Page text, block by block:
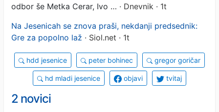
odbor še Metka Cerar, Ivo … · Dnevnik · 1t
Na Jesenicah se znova praši, nekdanji predsednik:
Gre za popolno laž · Siol.net · 1t
hdd jesenice peter bohinec gregor goričar
hd mladi jesenice objavi tvitaj
2 novici